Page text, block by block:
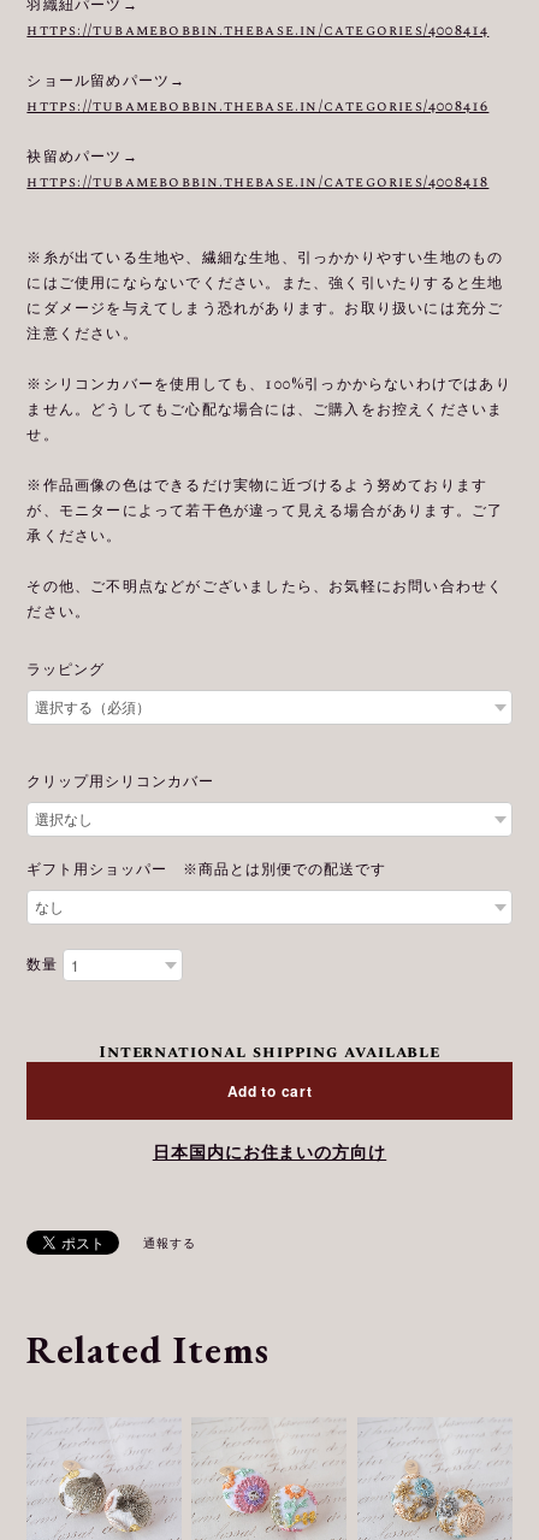
羽織紐パーツ→
https://tubamebobbin.thebase.in/categories/4008414
ショール留めパーツ→
https://tubamebobbin.thebase.in/categories/4008416
袂留めパーツ→
https://tubamebobbin.thebase.in/categories/4008418
※糸が出ている生地や、繊細な生地、引っかかりやすい生地のもの
にはご使用にならないでください。また、強く引いたりすると生地
にダメージを与えてしまう恐れがあります。お取り扱いには充分ご
注意ください。
※シリコンカバーを使用しても、100%引っかからないわけではあり
ません。どうしてもご心配な場合には、ご購入をお控えくださいま
せ。
※作品画像の色はできるだけ実物に近づけるよう努めております
が、モニターによって若干色が違って見える場合があります。ご了
承ください。
その他、ご不明点などがございましたら、お気軽にお問い合わせく
ださい。
ラッピング
クリップ用シリコンカバー
ギフト用ショッパー ※商品とは別便での配送です
数量
International shipping available
Add to cart
日本国内にお住まいの方向け
通報する
Related Items